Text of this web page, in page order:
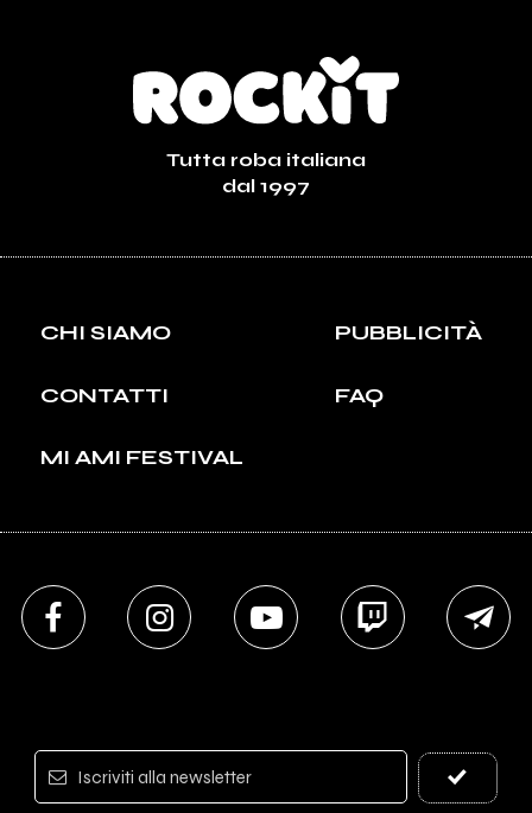
Tutta roba italiana
dal 1997
CHI SIAMO PUBBLICITÀ
CONTATTI FAQ
MI AMI FESTIVAL
Iscriviti alla newsletter